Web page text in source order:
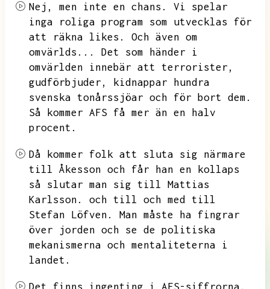
Nej, men inte en chans.
Vi spelar
inga roliga program som utvecklas för
att räkna likes.
Och även om
omvärlds...
Det som händer i
omvärlden innebär att terrorister,
gudförbjuder,
kidnappar hundra
svenska tonårssjöar och för bort dem.
Så kommer AFS få mer än en halv
procent.
Då kommer folk att sluta sig närmare
till Åkesson och får han en kollaps
så slutar man sig till Mattias
Karlsson.
och till och med till
Stefan Löfven.
Man måste ha fingrar
över jorden och se de politiska
mekanismerna och mentaliteterna i
landet.
Det finns ingenting i AFS-siffrorna.